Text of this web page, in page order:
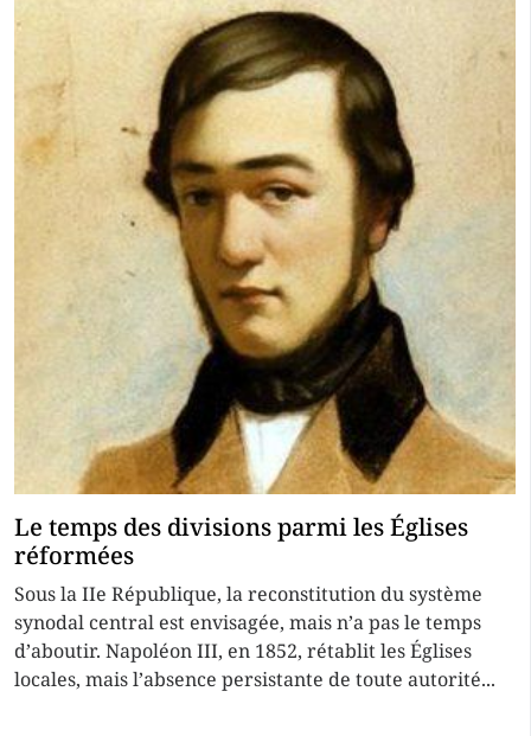
Le temps des divisions parmi les Églises
réformées
Sous la IIe République, la reconstitution du système
synodal central est envisagée, mais n’a pas le temps
d’aboutir. Napoléon III, en 1852, rétablit les Églises
locales, mais l’absence persistante de toute autorité...